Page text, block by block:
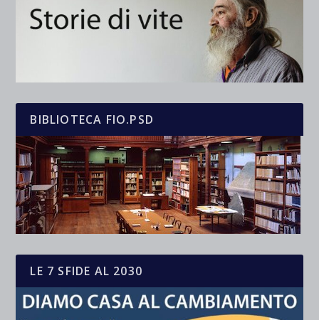
BIBLIOTECA FIO.PSD
LE 7 SFIDE AL 2030